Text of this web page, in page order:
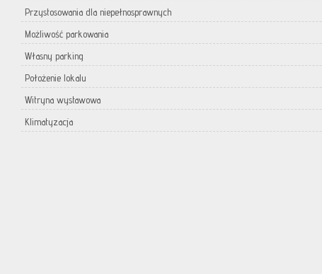
Przystosowania dla niepełnosprawnych
Możliwość parkowania
Własny parking
Położenie lokalu
Witryna wystawowa
Klimatyzacja